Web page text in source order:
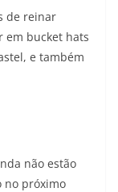
de reinar
em bucket hats
e também
não estão
no próximo